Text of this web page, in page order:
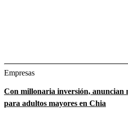
Empresas
Con millonaria inversión, anuncian
para adultos mayores en Chia